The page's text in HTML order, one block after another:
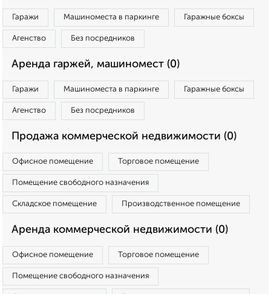
Гаражи Машиноместа в паркинге Гаражные боксы
Агенство Без посредников
Аренда гаржей, машиномест (0)
Гаражи Машиноместа в паркинге Гаражные боксы
Агенство Без посредников
Продажа коммерческой недвижимости (0)
Офисное помещение Торговое помещение
Помещение свободного назначения
Складское помещение Производственное помещение
Аренда коммерческой недвижимости (0)
Офисное помещение Торговое помещение
Помещение свободного назначения